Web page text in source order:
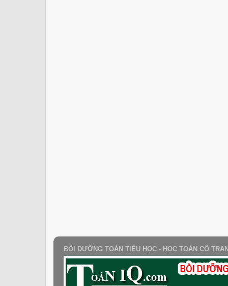
BỒI DƯỠNG TOÁN TIỂU HỌC - HỌC TOÁN CÔ